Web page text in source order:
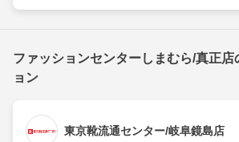
ファッションセンターしまむら/真正
ョン
東京靴流通センター/岐阜鏡島店